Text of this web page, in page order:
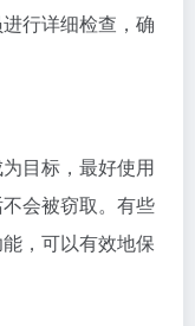
行详细检查，确
目标，最好使用
会被窃取。有些
，可以有效地保